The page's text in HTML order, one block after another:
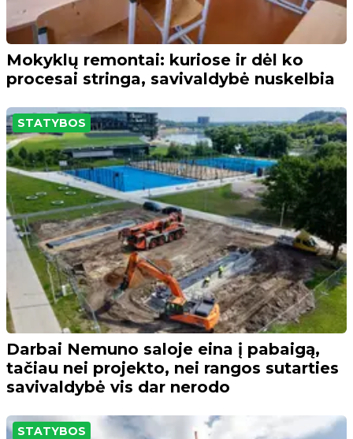
Mokyklų remontai: kuriose ir dėl ko
procesai stringa, savivaldybė nuskelbia
STATYBOS
Darbai Nemuno saloje eina į pabaigą,
tačiau nei projekto, nei rangos sutarties
savivaldybė vis dar nerodo
STATYBOS